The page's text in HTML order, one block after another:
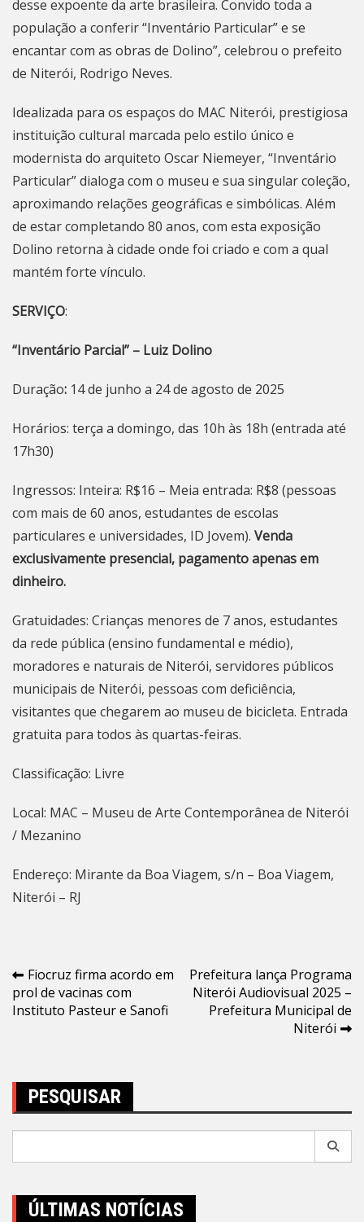
desse expoente da arte brasileira. Convido toda a
população a conferir “Inventário Particular” e se
encantar com as obras de Dolino”, celebrou o prefeito
de Niterói, Rodrigo Neves.
Idealizada para os espaços do MAC Niterói, prestigiosa
instituição cultural marcada pelo estilo único e
modernista do arquiteto Oscar Niemeyer, “Inventário
Particular” dialoga com o museu e sua singular coleção,
aproximando relações geográficas e simbólicas. Além
de estar completando 80 anos, com esta exposição
Dolino retorna à cidade onde foi criado e com a qual
mantém forte vínculo.
SERVIÇO:
“Inventário Parcial” – Luiz Dolino
Duração: 14 de junho a 24 de agosto de 2025
Horários: terça a domingo, das 10h às 18h (entrada até
17h30)
Ingressos: Inteira: R$16 – Meia entrada: R$8 (pessoas
com mais de 60 anos, estudantes de escolas
particulares e universidades, ID Jovem). Venda
exclusivamente presencial, pagamento apenas em
dinheiro.
Gratuidades: Crianças menores de 7 anos, estudantes
da rede pública (ensino fundamental e médio),
moradores e naturais de Niterói, servidores públicos
municipais de Niterói, pessoas com deficiência,
visitantes que chegarem ao museu de bicicleta. Entrada
gratuita para todos às quartas-feiras.
Classificação: Livre
Local: MAC – Museu de Arte Contemporânea de Niterói
/ Mezanino
Endereço: Mirante da Boa Viagem, s/n – Boa Viagem,
Niterói – RJ
Navegação
de
Fiocruz firma acordo em
prol de vacinas com
Instituto Pasteur e Sanofi
Prefeitura lança Programa
Niterói Audiovisual 2025 –
Prefeitura Municipal de
Niterói
PESQUISAR
ÚLTIMAS NOTÍCIAS